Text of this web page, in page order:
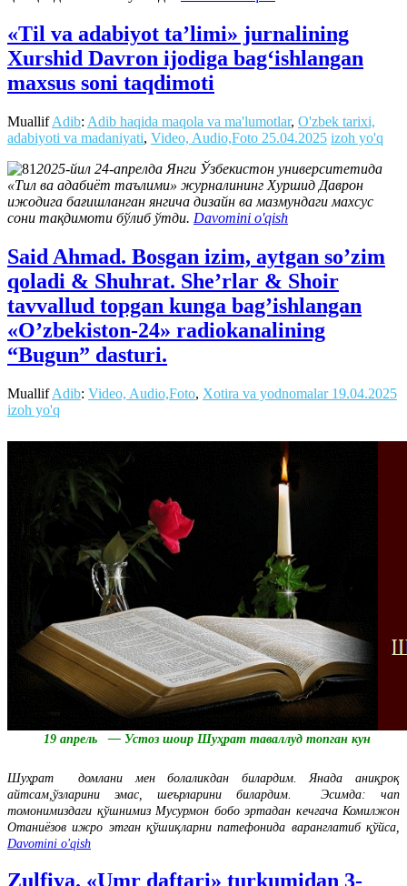
«Til va adabiyot ta’limi» jurnalining
Xurshid Davron ijodiga bag‘ishlangan
maxsus soni taqdimoti
MuallifAdib: Adib haqida maqola va ma'lumotlar, O'zbek tarixi,
adabiyoti va madaniyati, Video, Audio,Foto 25.04.2025 izoh yo'q
2025-йил 24-апрелда Янги Ўзбекистон университетида
«Тил ва адабиёт таълими» журналининг Хуршид Даврон
ижодига бағишланган янгича дизайн ва мазмундаги махсус
сони тақдимоти бўлиб ўтди. Davomini o'qish
Said Ahmad. Bosgan izim, aytgan so’zim
qoladi & Shuhrat. She’rlar & Shoir
tavvallud topgan kunga bag’ishlangan
«O’zbekiston-24» radiokanalining
“Bugun” dasturi.
MuallifAdib: Video, Audio,Foto, Xotira va yodnomalar 19.04.2025
izoh yo'q
19 апрель — Устоз шоир Шуҳрат таваллуд топган кун
Шуҳрат домлани мен болаликдан билардим. Янада аниқроқ
айтсам,ўзларини эмас, шеърларини билардим. Эсимда: чап
томонимиздаги қўшнимиз Мусурмон бобо эртадан кечгача Комилжон
Отаниёзов ижро этган қўшиқларни патефонида варанглатиб қўйса,
Davomini o'qish
Zulfiya. «Umr daftari» turkumidan 3-